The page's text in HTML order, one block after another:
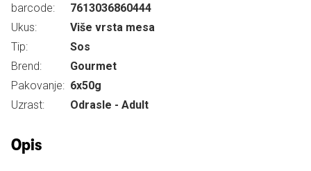
barcode:
7613036860444
Ukus:
Više vrsta mesa
Tip:
Sos
Brend:
Gourmet
Pakovanje: 6x50g
Uzrast:
Odrasle - Adult
Opis